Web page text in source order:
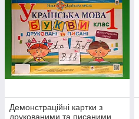
Демонстраційні картки з
друкованими та писаними